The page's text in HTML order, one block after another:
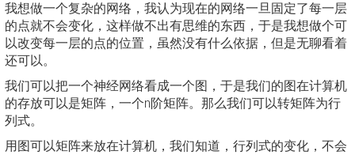
我想做一个复杂的网络，我认为现在的网络一旦固定了每一层
的点就不会变化，这样做不出有思维的东西，于是我想做个可
以改变每一层的点的位置，虽然没有什么依据，但是无聊看着
还可以。
我们可以把一个神经网络看成一个图，于是我们的图在计算机
的存放可以是矩阵，一个n阶矩阵。那么我们可以转矩阵为行
列式。
用图可以矩阵来放在计算机，我们知道，行列式的变化，不会